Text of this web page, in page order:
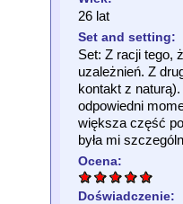
26 lat
Set and setting:
Set: Z racji tego,
uzależnień. Z
kontakt z
odpowiedni
większa część
była mi
Ocena:
Doświadczenie: